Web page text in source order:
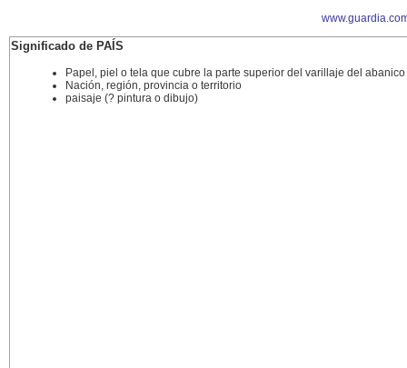
Significado de PAÍS
Papel, piel o tela que cubre la parte superior del varillaje del abanico
Nación, región, provincia o territorio
paisaje (? pintura o dibujo)